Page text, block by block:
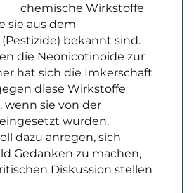
chemische Wirkstoffe
sie aus dem
bekannt sind.
die Neonicotinoide zur
hat sich die Imkerschaft
diese Wirkstoffe
wenn sie von der
wurden.
dazu anregen, sich
Gedanken zu machen,
Diskussion stellen